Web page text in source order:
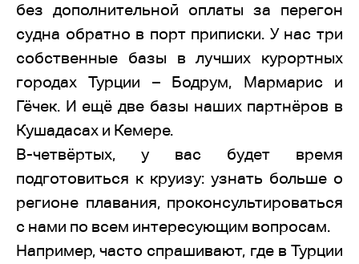
без дополнительной оплаты за перегон
судна обратно в порт приписки. У нас три
собственные базы в лучших курортных
городах Турции – Бодрум, Мармарис и
Гёчек. И ещё две базы наших партнёров в
Кушадасах и Кемере.
В-четвёртых, у вас будет время
подготовиться к круизу: узнать больше о
регионе плавания, проконсультироваться
с нами по всем интересующим вопросам.
Например, часто спрашивают, где в Турции